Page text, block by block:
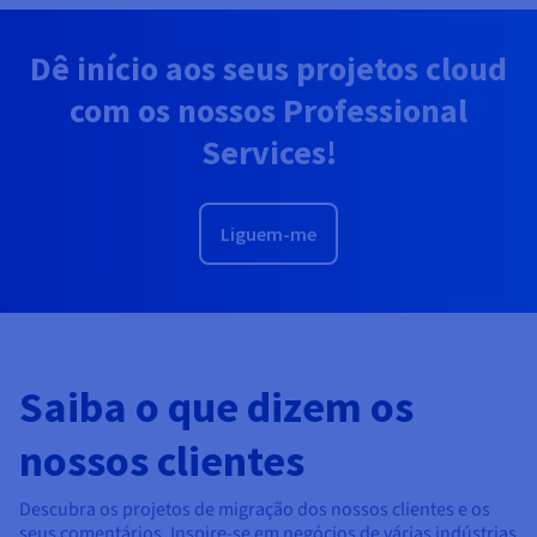
Dê início aos seus projetos cloud
com os nossos Professional
Services!
Liguem-me
Saiba o que dizem os
nossos clientes
Descubra os projetos de migração dos nossos clientes e os